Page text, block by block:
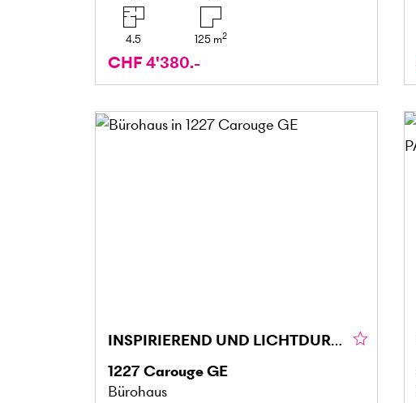
4.5 125 m2
CHF 4'380.-
INSPIRIEREND UND LICHTDURCHFLUTET
1227Carouge GE
Bürohaus